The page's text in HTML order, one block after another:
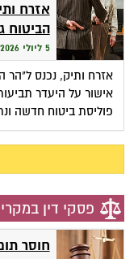
אזרח
הביטוח
5 ליולי 2026
אזרח ותיק, נכנס ל"הר
אישור על היעדר
פוליסת ביטוח חדשה
פסקי דין
חוסר